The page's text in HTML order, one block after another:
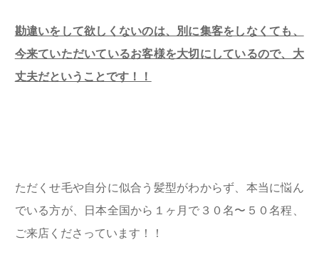
勘違いをして欲しくないのは、別に集客をしなくても、
今来ていただいているお客様を大切にしているので、大
丈夫だということです！！
ただくせ毛や自分に似合う髪型がわからず、本当に悩ん
でいる方が、日本全国から１ヶ月で３０名〜５０名程、
ご来店くださっています！！